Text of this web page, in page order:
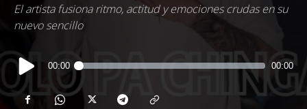
El artista fusiona ritmo, actitud y emociones crudas en su
nuevo sencillo
Reproductor
de
audio
00:00 00:00